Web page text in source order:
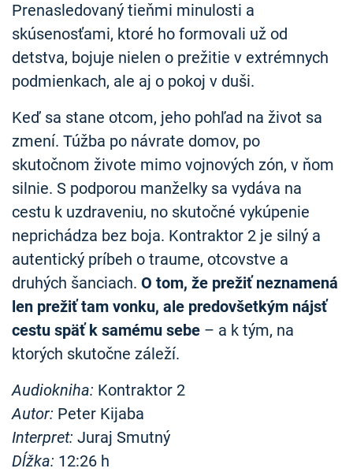
Prenasledovaný tieňmi minulosti a
skúsenosťami, ktoré ho formovali už od
detstva, bojuje nielen o prežitie v extrémnych
podmienkach, ale aj o pokoj v duši.
Keď sa stane otcom, jeho pohľad na život sa
zmení. Túžba po návrate domov, po
skutočnom živote mimo vojnových zón, v ňom
silnie. S podporou manželky sa vydáva na
cestu k uzdraveniu, no skutočné vykúpenie
neprichádza bez boja. Kontraktor 2 je silný a
autentický príbeh o traume, otcovstve a
druhých šanciach. O tom, že prežiť neznamená
len prežiť tam vonku, ale predovšetkým nájsť
cestu späť k samému sebe – a k tým, na
ktorých skutočne záleží.
Audiokniha: Kontraktor 2
Autor: Peter Kijaba
Interpret: Juraj Smutný
Dĺžka: 12:26 h